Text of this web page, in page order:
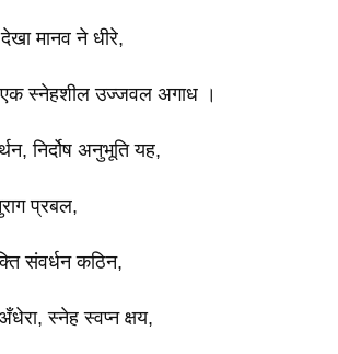
मानव ने धीरे,
स्नेहशील उज्जवल अगाध ।
निर्दोष अनुभूति यह,
प्रबल,
संवर्धन कठिन,
स्नेह स्वप्न क्षय,